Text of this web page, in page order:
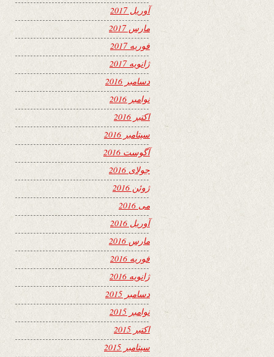
آوریل 2017
مارس 2017
فوریه 2017
ژانویه 2017
دسامبر 2016
نوامبر 2016
اکتبر 2016
سپتامبر 2016
آگوست 2016
جولای 2016
ژوئن 2016
می 2016
آوریل 2016
مارس 2016
فوریه 2016
ژانویه 2016
دسامبر 2015
نوامبر 2015
اکتبر 2015
سپتامبر 2015